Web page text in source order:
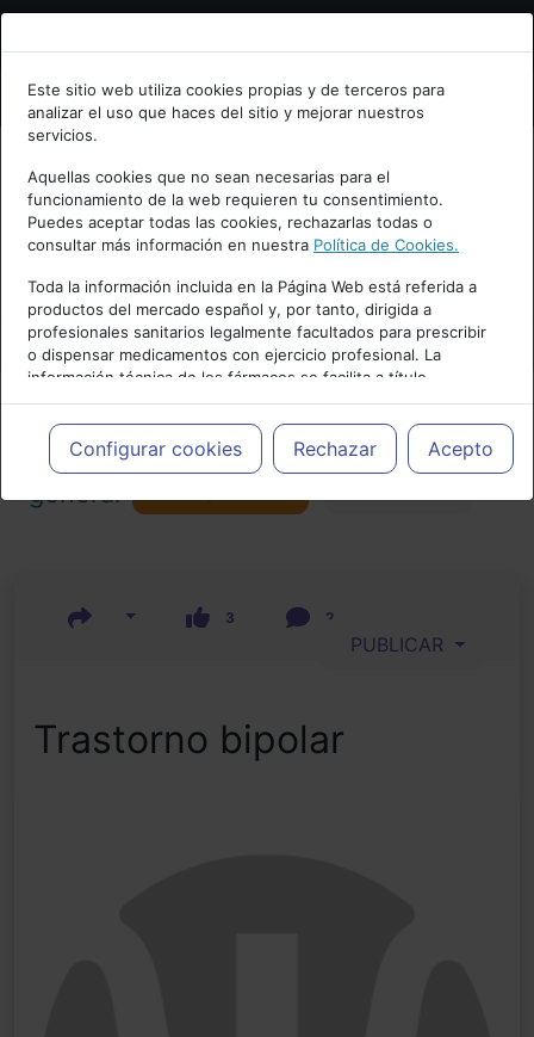
Bienvenid@ a psiquiatria.com
Escribe tu Email
Accede o regístrate con tu email.
Cancelar
Este sitio web utiliza cookies propias y de terceros para
analizar el uso que haces del sitio y mejorar nuestros
servicios.
Aquellas cookies que no sean necesarias para el
funcionamiento de la web requieren tu consentimiento.
Puedes aceptar todas las cookies, rechazarlas todas o
consultar más información en nuestra Política de Cookies.
Toda la información incluida en la Página Web está referida a
productos del mercado español y, por tanto, dirigida a
profesionales sanitarios legalmente facultados para prescribir
o dispensar medicamentos con ejercicio profesional. La
información técnica de los fármacos se facilita a título
meramente informativo, siendo responsabilidad de los
profesionales facultados prescribir medicamentos y decidir, en
cada caso concreto, el tratamiento más adecuado a las
necesidades del paciente.
Configurar cookies Rechazar Acepto
Actualidad y Artículos|Psiquiatría
general
3 2
PUBLICAR
Trastorno bipolar